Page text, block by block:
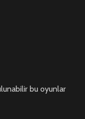
bu oyunlar